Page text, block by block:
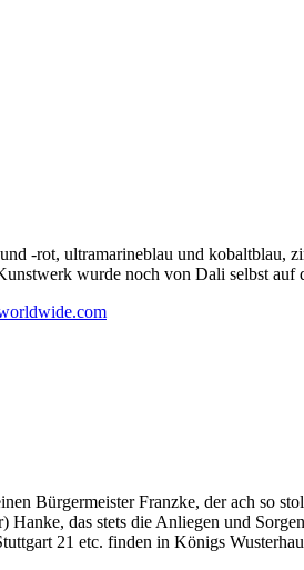
-rot, ultramarineblau und kobaltblau,
wurde noch von Dali selbst auf
Bürgermeister Franzke, der ach so
das stets die Anliegen und
21 etc. finden in Königs